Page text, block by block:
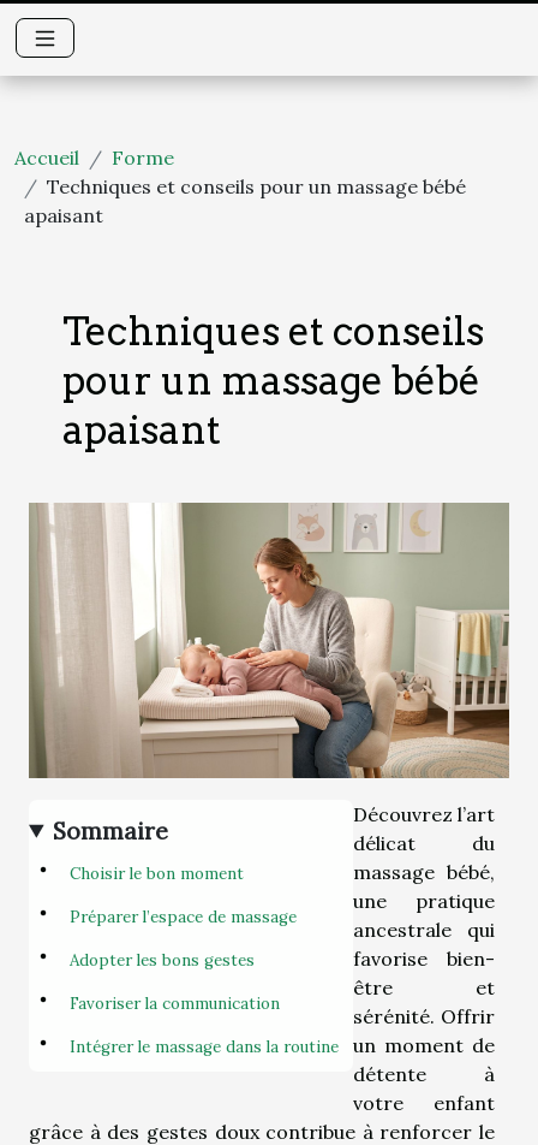
Accueil
Forme
Techniques et conseils pour un massage bébé
apaisant
Techniques et conseils
pour un massage bébé
apaisant
Sommaire
Choisir le bon moment
Préparer l’espace de massage
Adopter les bons gestes
Favoriser la communication
Intégrer le massage dans la routine
Découvrez l’art
délicat du
massage bébé,
une pratique
ancestrale qui
favorise bien-
être et
sérénité. Offrir
un moment de
détente à
votre enfant
grâce à des gestes doux contribue à renforcer le